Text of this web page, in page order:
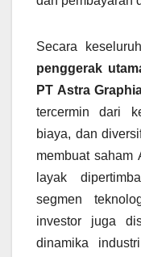
Secara
penggerak
PT Astra
tercermin dari
biaya, dan
membuat saham
layak
segmen
investor juga
dinamika